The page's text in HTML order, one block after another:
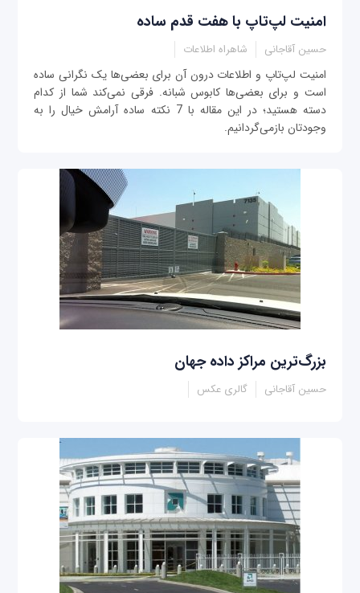
امنیت لپ‌تاپ با هفت قدم ساده
حسین آقاجانی شاهراه اطلاعات
امنیت لپ‌تاپ و اطلاعات درون آن برای بعضی‌ها یک نگرانی ساده
است و برای بعضی‌ها کابوس شبانه. فرقی نمی‌کند شما از کدام
دسته هستید؛ در این مقاله با 7 نکته ساده آرامش خیال را به
وجودتان بازمی‌گردانیم.
بزرگ‌ترین مراکز داده جهان
حسین آقاجانی گالری عکس